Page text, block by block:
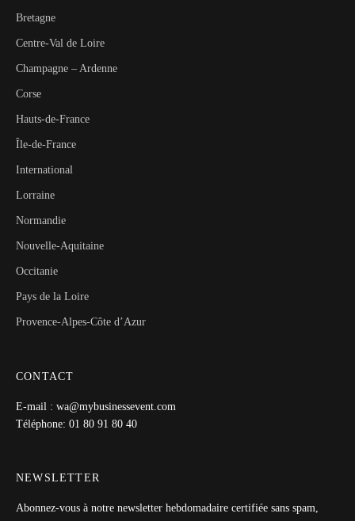
Bretagne
Centre-Val de Loire
Champagne – Ardenne
Corse
Hauts-de-France
Île-de-France
International
Lorraine
Normandie
Nouvelle-Aquitaine
Occitanie
Pays de la Loire
Provence-Alpes-Côte d’Azur
CONTACT
E-mail : wa@mybusinessevent.com
Téléphone: 01 80 91 80 40
NEWSLETTER
Abonnez-vous à notre newsletter hebdomadaire certifiée sans spam,